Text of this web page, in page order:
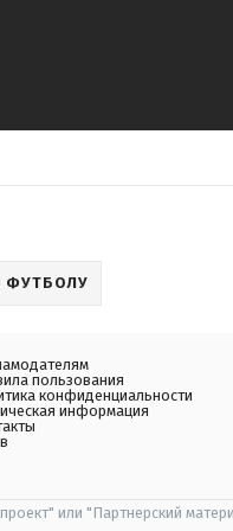
ФУТБОЛУ
пользования
конфиденциальности
информация
или "Партнерский